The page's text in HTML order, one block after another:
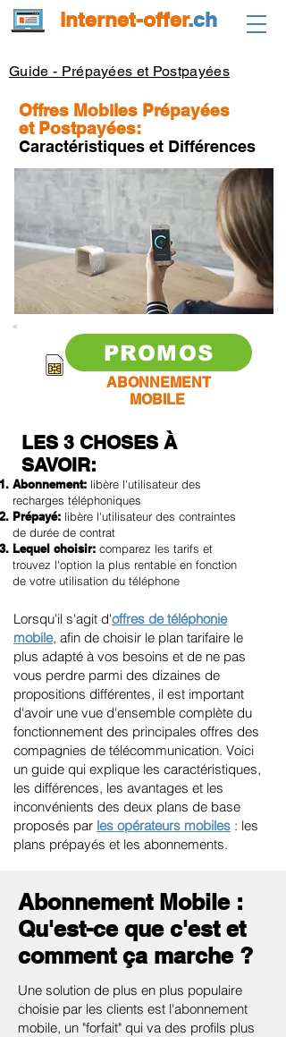
internet-offer.ch
Guide - Prépayées et Postpayées
Offres Mobiles Prépayées
et Postpayées:
Caractéristiques et Différences
PROMOS
ABONNEMENT
MOBILE
LES 3 CHOSES À
SAVOIR:
Abonnement: libère l'utilisateur des
recharges téléphoniques
Prépayé: libère l'utilisateur des contraintes
de durée de contrat
Lequel choisir: comparez les tarifs et
trouvez l'option la plus rentable en fonction
de votre utilisation du téléphone
Lorsqu'il s'agit d'offres de téléphonie
mobile, afin de choisir le plan tarifaire le
plus adapté à vos besoins et de ne pas
vous perdre parmi des dizaines de
propositions différentes, il est important
d'avoir une vue d'ensemble complète du
fonctionnement des principales offres des
compagnies de télécommunication. Voici
un guide qui explique les caractéristiques,
les différences, les avantages et les
inconvénients des deux plans de base
proposés par les opérateurs mobiles : les
plans prépayés et les abonnements.
Abonnement Mobile :
Qu'est-ce que c'est et
comment ça marche ?
Une solution de plus en plus populaire
choisie par les clients est l'abonnement
mobile, un "forfait" qui va des profils plus